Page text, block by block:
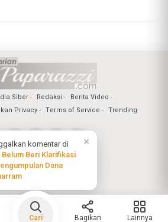
Siber Redaksi
Berita Video
Privacy
Terms of Service Trending
@2026 Harian Paparazzi
All Rights Reserved
Cari Bagikan Lainnya
×
komentar di
Belum Beri Klarifikasi
Dana